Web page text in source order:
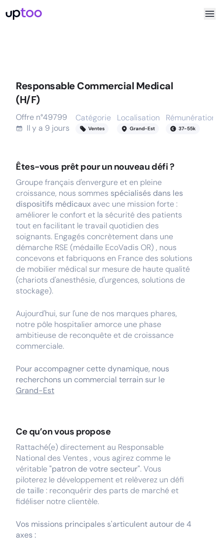
Responsable Commercial Medical
(H/F)
Offre n°49799
Il y a 9 jours
Catégorie
Ventes
Localisation
Grand-Est
Rémunération
37-55k
Êtes-vous prêt pour un nouveau défi ?
Groupe français d'envergure et en pleine
croissance, nous sommes spécialisés dans les
dispositifs médicaux avec une mission forte :
améliorer le confort et la sécurité des patients
tout en facilitant le travail quotidien des
soignants. Engagés concrètement dans une
démarche RSE (médaille EcoVadis OR) , nous
concevons et fabriquons en France des solutions
de mobilier médical sur mesure de haute qualité
(chariots d'anesthésie, d'urgences, solutions de
stockage).
Aujourd'hui, sur l'une de nos marques phares,
notre pôle hospitalier amorce une phase
ambitieuse de reconquête et de croissance
commerciale.
Pour accompagner cette dynamique, nous
recherchons un commercial terrain sur le
Grand-Est
Ce qu’on vous propose
Rattaché(e) directement au Responsable
National des Ventes , vous agirez comme le
véritable"patron de votre secteur". Vous
piloterez le développement et relèverez un défi
de taille : reconquérir des parts de marché et
fidéliser notre clientèle.
Vos missions principales s'articulent autour de 4
axes :